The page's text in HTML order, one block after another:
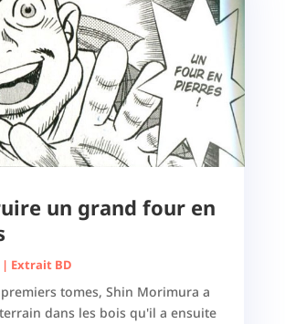
un grand four en
Extrait BD
premiers tomes, Shin Morimura a
dans les bois qu'il a ensuite